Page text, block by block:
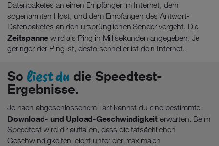
Datenpaketes an einen Empfänger im Internet, dem
sogenannten Host, und dem Empfangen des Antwort-
Datenpaketes an den ursprünglichen Sender vergeht. Die
Zeitspanne wird als Ping in Millisekunden angegeben. Je
geringer der Ping ist, desto schneller ist dein Internet.
So liest du die Speedtest-
Ergebnisse.
Je nach abgeschlossenem Tarif kannst du eine bestimmte
Download- und Upload-Geschwindigkeit erwarten. Beim
Speedtest wird dir auffallen, dass die tatsächlichen
Geschwindigkeiten leicht unter der maximalen